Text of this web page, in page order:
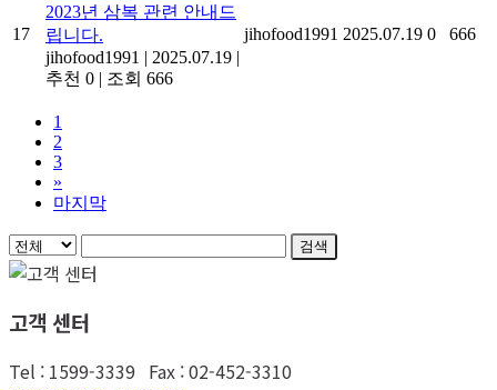
17
2023년 삼복 관련 안내드
립니다.
jihofood1991 | 2025.07.19 |
추천 0 | 조회 666
jihofood1991 2025.07.19 0 666
1
2
3
»
마지막
검색
고객 센터
Tel : 1599-3339 Fax : 02-452-3310